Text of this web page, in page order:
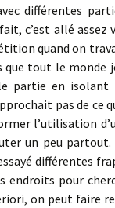
différentes
c’est allé assez
quand on
tout le monde
partie en
pas de
l’utilisation
un peu
différentes
pour
on peut faire